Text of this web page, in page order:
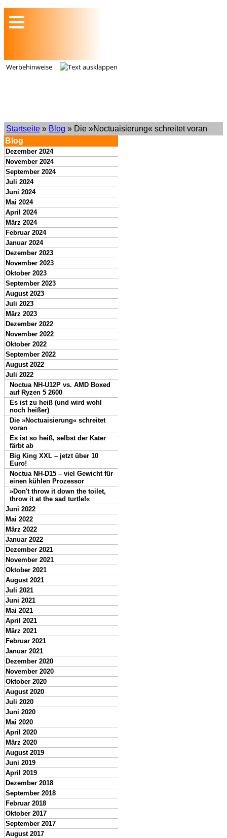
Werbehinweise
Startseite » Blog » Die »Noctuaisierung« schreitet voran
Blog
Dezember 2024
November 2024
September 2024
Juli 2024
Juni 2024
Mai 2024
April 2024
März 2024
Februar 2024
Januar 2024
Dezember 2023
November 2023
Oktober 2023
September 2023
August 2023
Juli 2023
März 2023
Dezember 2022
November 2022
Oktober 2022
September 2022
August 2022
Juli 2022
Noctua NH-U12P vs. AMD Boxed
auf Ryzen 5 2600
Es ist zu heiß (und wird wohl
noch heißer)
Die »Noctuaisierung« schreitet
voran
Es ist so heiß, selbst der Kater
färbt ab
Big King XXL – jetzt über 10
Euro!
Noctua NH-D15 – viel Gewicht für
einen kühlen Prozessor
»Don't throw it down the toilet,
throw it at the sad turtle!«
Juni 2022
Mai 2022
März 2022
Januar 2022
Dezember 2021
November 2021
Oktober 2021
August 2021
Juli 2021
Juni 2021
Mai 2021
April 2021
März 2021
Februar 2021
Januar 2021
Dezember 2020
November 2020
Oktober 2020
August 2020
Juli 2020
Juni 2020
Mai 2020
April 2020
März 2020
August 2019
Juni 2019
April 2019
Dezember 2018
September 2018
Februar 2018
Oktober 2017
September 2017
August 2017